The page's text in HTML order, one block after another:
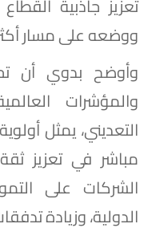
تعزيز جاذبية
ووضعه على مسار
وأوضح بدوي أن
والمؤشرات
التعديني، يمثل
مباشر في تعزيز
الشركات على
الدولية، وزيادة